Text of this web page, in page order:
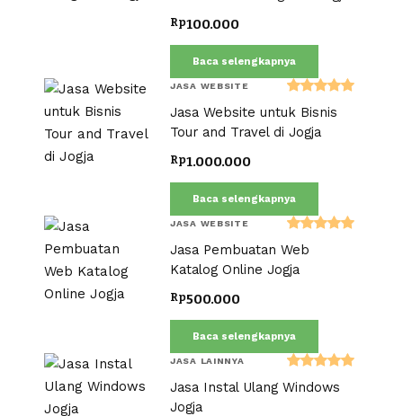
5.00dari 5
Rp100.000
Baca selengkapnya
JASA WEBSITE
Dinilai
5.00dari 5
Jasa Website untuk Bisnis
Tour and Travel di Jogja
Rp1.000.000
Baca selengkapnya
JASA WEBSITE
Dinilai
5.00
Jasa Pembuatan Web
Katalog Online Jogja
Rp500.000
Baca selengkapnya
JASA LAINNYA
Dinilai
5.00dari 5
Jasa Instal Ulang Windows
Jogja